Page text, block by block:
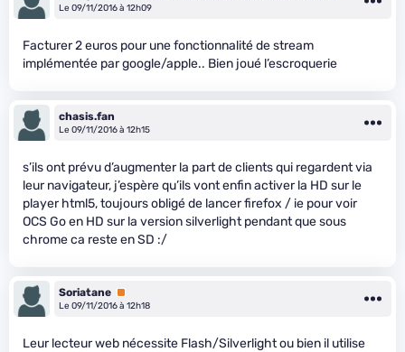
Le 09/11/2016 à 12h09
Facturer 2 euros pour une fonctionnalité de stream
implémentée par google/apple.. Bien joué l’escroquerie
chasis.fan
Le 09/11/2016 à 12h15
s’ils ont prévu d’augmenter la part de clients qui regardent via
leur navigateur, j’espère qu’ils vont enfin activer la HD sur le
player html5, toujours obligé de lancer firefox / ie pour voir
OCS Go en HD sur la version silverlight pendant que sous
chrome ca reste en SD :/
Soriatane Premium
Le 09/11/2016 à 12h18
Leur lecteur web nécessite Flash/Silverlight ou bien il utilise